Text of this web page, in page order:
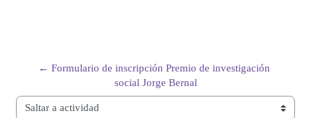
← Formulario de inscripción Premio de investigación
social Jorge Bernal
Saltar a actividad